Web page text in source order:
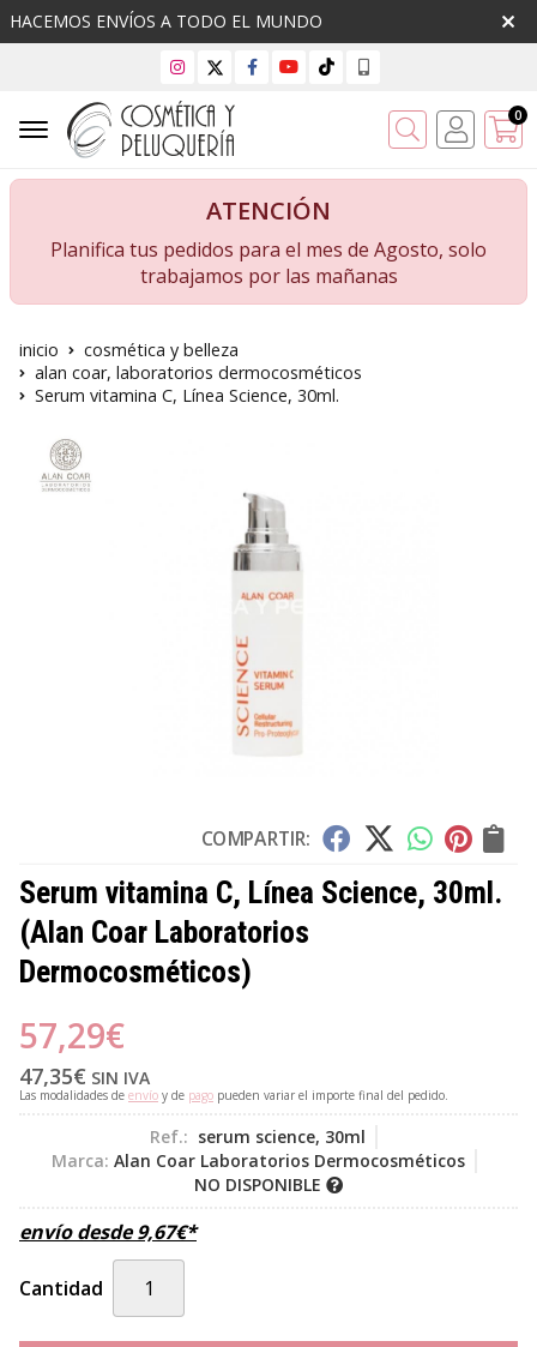
HACEMOS ENVÍOS A TODO EL MUNDO
Buscar 0
ATENCIÓN
Planifica tus pedidos para el mes de Agosto, solo
trabajamos por las mañanas
inicio
cosmética y belleza
alan coar, laboratorios dermocosméticos
Serum vitamina C, Línea Science, 30ml.
COMPARTIR:
Serum vitamina C, Línea Science, 30ml.
(Alan Coar Laboratorios
Dermocosméticos)
57,29€
47,35€ SIN IVA
Las modalidades de envío y de pago pueden variar el importe final del pedido.
Ref.: serum science, 30ml
Marca: Alan Coar Laboratorios Dermocosméticos
NO DISPONIBLE
envío desde9,67€*
Cantidad